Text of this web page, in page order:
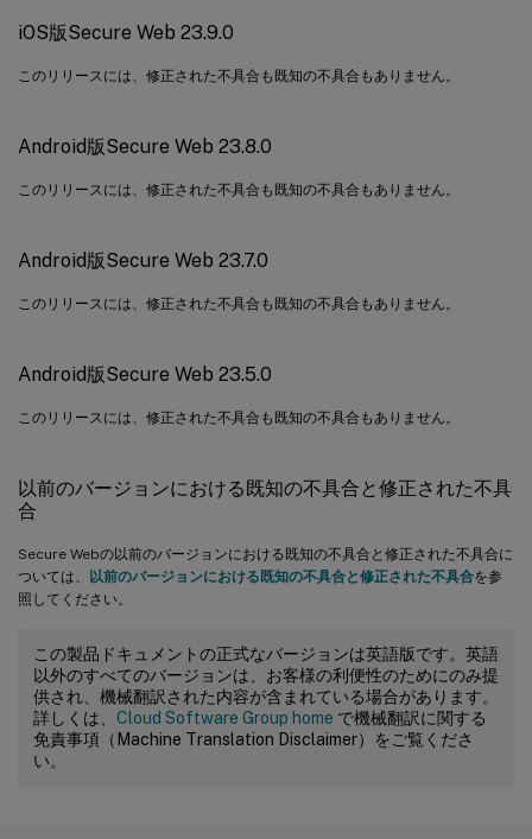
iOS版Secure Web 23.9.0
このリリースには、修正された不具合も既知の不具合もありません。
Android版Secure Web 23.8.0
このリリースには、修正された不具合も既知の不具合もありません。
Android版Secure Web 23.7.0
このリリースには、修正された不具合も既知の不具合もありません。
Android版Secure Web 23.5.0
このリリースには、修正された不具合も既知の不具合もありません。
以前のバージョンにおける既知の不具合と修正された不具
合
Secure Webの以前のバージョンにおける既知の不具合と修正された不具合に
ついては、
以前のバージョンにおける既知の不具合と修正された不具合を参
照してください。
この製品ドキュメントの正式なバージョンは英語版です。英語
以外のすべてのバージョンは、お客様の利便性のためにのみ提
供され、機械翻訳された内容が含まれている場合があります。
詳しくは、 Cloud Software Group home で機械翻訳に関する
免責事項（Machine Translation Disclaimer）をご覧くださ
い。